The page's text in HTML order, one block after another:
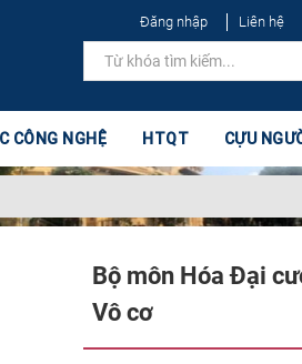
Đăng nhập Liên hệ
CÔNG NGHỆ HTQT CỰU
Bộ môn Hóa Đại
Vô cơ